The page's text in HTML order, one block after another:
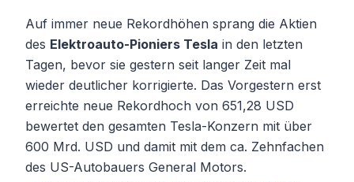
Auf immer neue Rekordhöhen sprang die Aktien
des Elektroauto-Pioniers Tesla in den letzten
Tagen, bevor sie gestern seit langer Zeit mal
wieder deutlicher korrigierte. Das Vorgestern erst
erreichte neue Rekordhoch von 651,28 USD
bewertet den gesamten Tesla-Konzern mit über
600 Mrd. USD und damit mit dem ca. Zehnfachen
des US-Autobauers General Motors.